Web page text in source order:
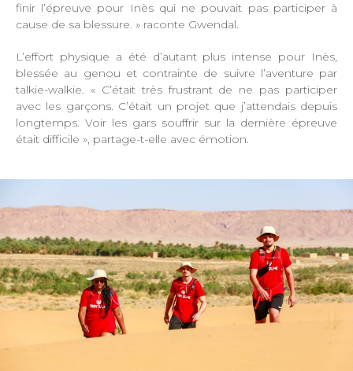
finir l’épreuve pour Inès qui ne pouvait pas participer à
cause de sa blessure. » raconte Gwendal.
L’effort physique a été d’autant plus intense pour Inès,
blessée au genou et contrainte de suivre l’aventure par
talkie-walkie. « C’était très frustrant de ne pas participer
avec les garçons. C’était un projet que j’attendais depuis
longtemps. Voir les gars souffrir sur la dernière épreuve
était difficile », partage-t-elle avec émotion.